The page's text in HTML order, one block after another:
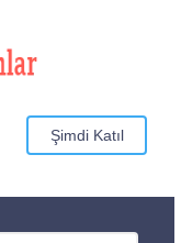
Şimdi Katıl